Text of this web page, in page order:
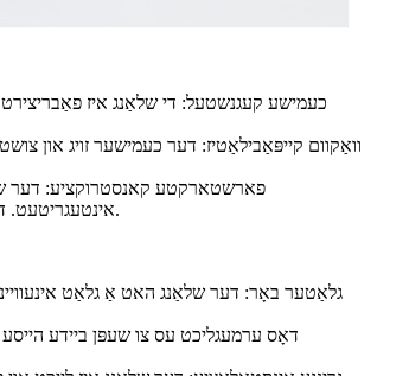
כעמישע קעגנשטעל: די שלאַנג איז פאַבריצירט
וואַקוום קייפּאַבילאַטיז: דער כעמישער זויג און
פארשטארקטע קאנסטרוקציע: דער
אינטעגריטעט. די פארשטארקונג פארהיט דעם שלאנג פון צוזאמענפאלן אונטער וואקיום אדער אויפרייסן אונטער דרוק, וואס גאראנטירט אפטימאלע פערפארמאנס און זיכערהייט.
גלאַטער באָר: דער שלאַנג האט אַ גלאַט